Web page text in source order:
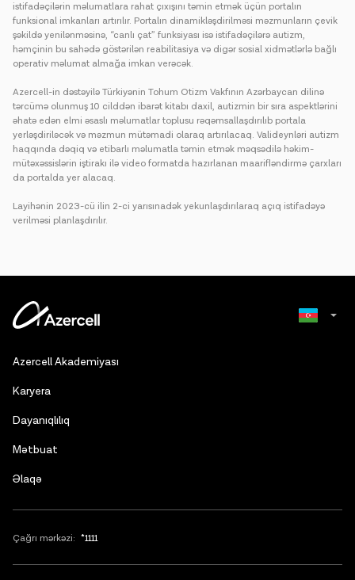
istifadəçilərin məlumatlara rahat çıxışını təmin etmək üçün portalın
funksional imkanları artırılır. Portalın dinamikləşdirilməsi məzmunların çevik
şəkildə yenilənməsinə, “canlı çat” funksiyası isə istifadəçilərə autizm,
həmçinin bu sahədə göstərilən reabilitasiya və digər sosial xidmətlərlə bağlı
operativ məlumat almağa imkan verəcək.
Azercell-in dəstəyilə Türkiyənin Tohum Otizm Vakfının Azərbaycan dilinə
tərcümə olunmuş 10 cilddən ibarət kitabı daxil, autizmin bir sıra aspektlərini
əhatə edən elmi əsaslı məlumatlar toplusu rəqəmsallaşdırılıb portala
yerləşdiriləcək və məzmun mütəmadi olaraq artırılacaq. Valideynləri autizm
haqqında dəqiq və etibarlı məlumatla təmin etmək məqsədilə həkim-
mütəxəssislərin iştirakı ilə video formatda hazırlanan maarifləndirmə çarxları
da portalda yer alacaq.
Layihənin 2023-cü ilin 2-ci yarısınadək yekunlaşdırılaraq açıq istifadəyə
verilməsi planlaşdırılır.
Azercell Akademiyası
Karyera
Dayanıqlılıq
Mətbuat
Əlaqə
Çağrı mərkəzi: *1111